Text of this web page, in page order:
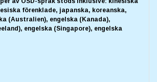
förenklade, japanska, koreanska,
(Australien), engelska (Kanada),
engelska (Singapore), engelska